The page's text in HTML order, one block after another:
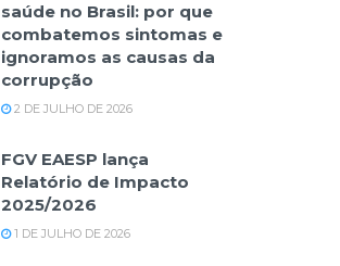
saúde no Brasil: por que
combatemos sintomas e
ignoramos as causas da
corrupção
2 DE JULHO DE 2026
FGV EAESP lança
Relatório de Impacto
2025/2026
1 DE JULHO DE 2026